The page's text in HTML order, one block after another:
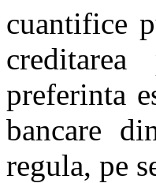
cuantifice
preferinta
bancare
regula, pe